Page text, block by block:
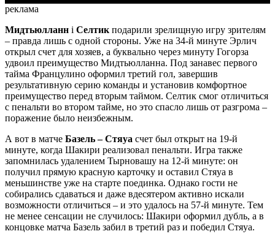
реклама
Мидтьюлланн і Селтик подарили зрелищную игру зрителям
– правда лишь с одной стороны. Уже на 34-й минуте Эрлич
открыл счет для хозяев, а буквально через минуту Гогорза
удвоил преимущество Мидтьюлланна. Под занавес первого
тайма Францулино оформил третий гол, завершив
результативную серию команды и установив комфортное
преимущество перед вторым таймом. Селтик смог отличиться
с пенальти во втором тайме, но это спасло лишь от разгрома –
поражение было неизбежным.
А вот в матче Базель – Стяуа счет был открыт на 19-й
минуте, когда Шакири реализовал пенальти. Игра также
запомнилась удалением Тырновашу на 12-й минуте: он
получил прямую красную карточку и оставил Стяуа в
меньшинстве уже на старте поединка. Однако гости не
собирались сдаваться и даже вдесятером активно искали
возможности отличиться – и это удалось на 57-й минуте. Тем
не менее сенсации не случилось: Шакири оформил дубль, а в
концовке матча Базель забил в третий раз и победил Стяуа.